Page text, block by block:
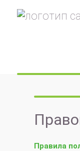
Правила